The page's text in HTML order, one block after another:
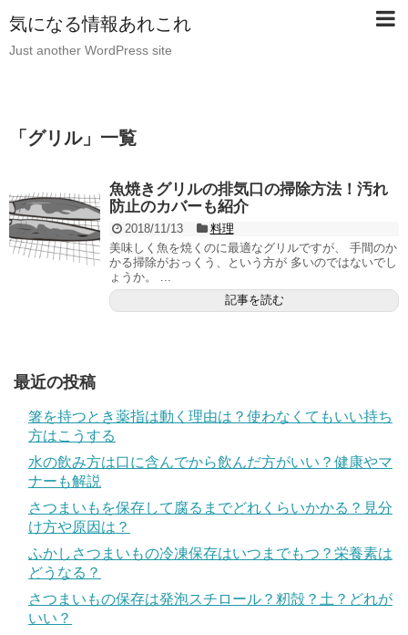
気になる情報あれこれ
Just another WordPress site
「 グリル」 一覧
魚焼きグリルの排気口の掃除方法！汚れ
防止のカバーも紹介
2018/11/13
料理
美味しく魚を焼くのに最適なグリルですが、 手間のか
かる掃除がおっくう、という方が 多いのではないでし
ょうか。 ...
記事を読む
最近の投稿
箸を持つとき薬指は動く理由は？使わなくてもいい持ち
方はこうする
水の飲み方は口に含んでから飲んだ方がいい？健康やマ
ナーも解説
さつまいもを保存して腐るまでどれくらいかかる？見分
け方や原因は？
ふかしさつまいもの冷凍保存はいつまでもつ？栄養素は
どうなる？
さつまいもの保存は発泡スチロール？籾殻？土？どれが
いい？